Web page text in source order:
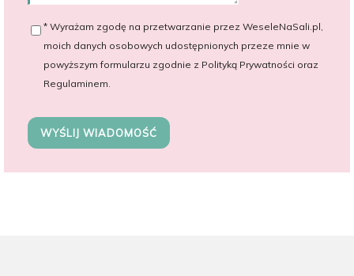
* Wyrażam zgodę na przetwarzanie przez WeseleNaSali.pl,
moich danych osobowych udostępnionych przeze mnie w
powyższym formularzu zgodnie z Polityką Prywatności oraz
Regulaminem.
WYŚLIJ WIADOMOŚĆ